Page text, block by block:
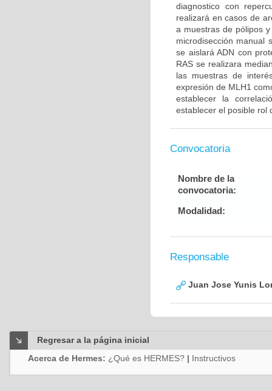
diagnostico con
realizará en casos de
a muestras de pólipos
microdisección manual
se aislará ADN con
RAS se realizara
las muestras de
expresión de MLH1
establecer la
establecer el posible rol
Convocatoria
Nombre de la
convocatoria:
Modalidad:
Responsable
Juan Jose Yunis
Regresar a la página inicial
Acerca de Hermes: ¿Qué es HERMES? | Instructivos